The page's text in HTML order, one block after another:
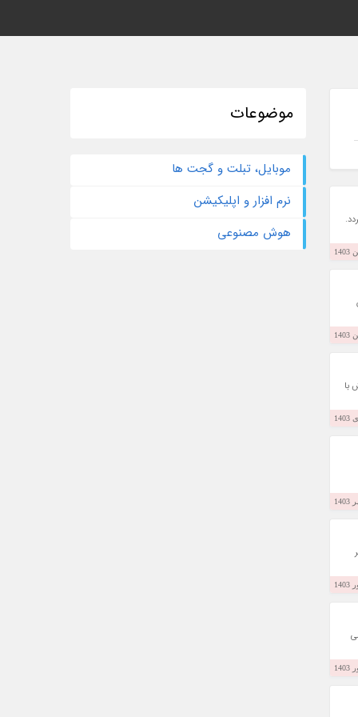
با
موضوعات
موبایل، تبلت و گجت ها
نرم افزار و اپلیکیشن
هوش مصنوعی